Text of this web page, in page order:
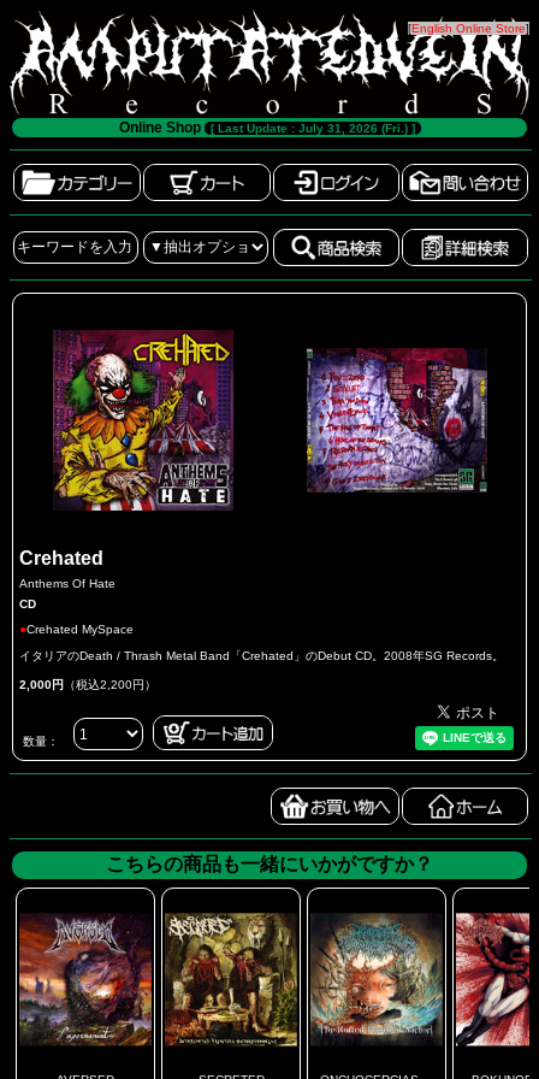
[English Online Store]
Online Shop [ Last Update : July 31, 2026 (Fri.) ]
Crehated
Anthems Of Hate
CD
●Crehated MySpace
イタリアのDeath / Thrash Metal Band「Crehated」のDebut CD。2008年SG Records。
2,000円 （税込2,200円）
数量：
こちらの商品も一緒にいかがですか？